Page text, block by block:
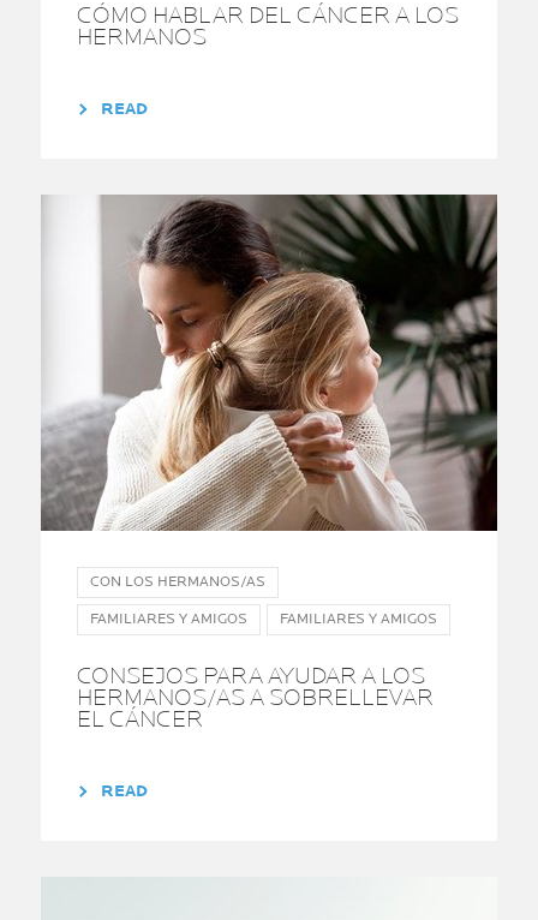
CÓMO HABLAR DEL CÁNCER A LOS
HERMANOS
READ
CON LOS HERMANOS/AS
FAMILIARES Y AMIGOS FAMILIARES Y AMIGOS
CONSEJOS PARA AYUDAR A LOS
HERMANOS/AS A SOBRELLEVAR
EL CÁNCER
READ